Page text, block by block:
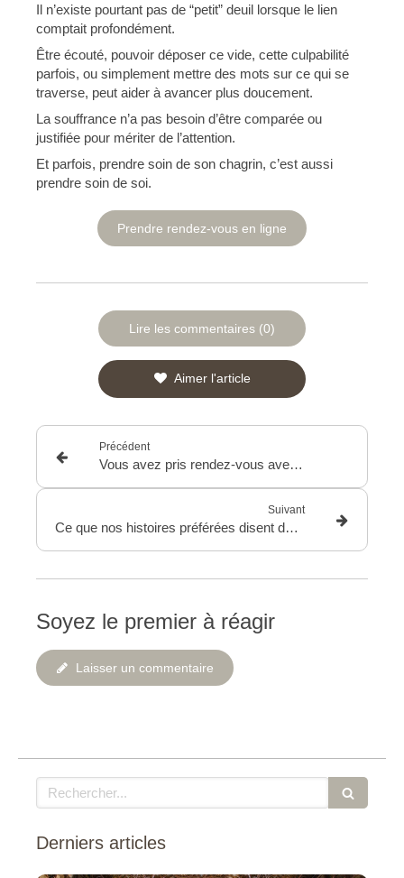
Il n’existe pourtant pas de “petit” deuil lorsque le lien
comptait profondément.
Être écouté, pouvoir déposer ce vide, cette culpabilité
parfois, ou simplement mettre des mots sur ce qui se
traverse, peut aider à avancer plus doucement.
La souffrance n’a pas besoin d’être comparée ou
justifiée pour mériter de l’attention.
Et parfois, prendre soin de son chagrin, c’est aussi
prendre soin de soi.
Prendre rendez-vous en ligne
Lire les commentaires (0)
Aimer l'article
Précédent
Vous avez pris rendez-vous avec la psychologue … et maintenant vous hésitez ?
Suivant
Ce que nos histoires préférées disent de nous…
Soyez le premier à réagir
Laisser un commentaire
Rechercher
Derniers articles